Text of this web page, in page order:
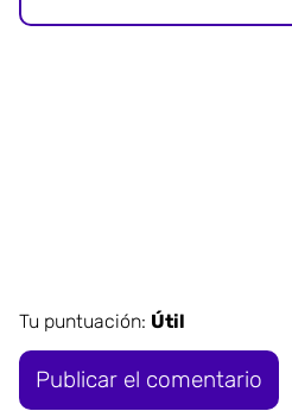
Tu puntuación: Útil